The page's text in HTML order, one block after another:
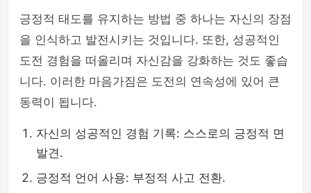
긍정적 태도를 유지하는 방법 중 하나는 자신의 장점
을 인식하고 발전시키는 것입니다. 또한, 성공적인
도전 경험을 떠올리며 자신감을 강화하는 것도 좋습
니다. 이러한 마음가짐은 도전의 연속성에 있어 큰
동력이 됩니다.
자신의 성공적인 경험 기록: 스스로의 긍정적 면
발견.
긍정적 언어 사용: 부정적 사고 전환.